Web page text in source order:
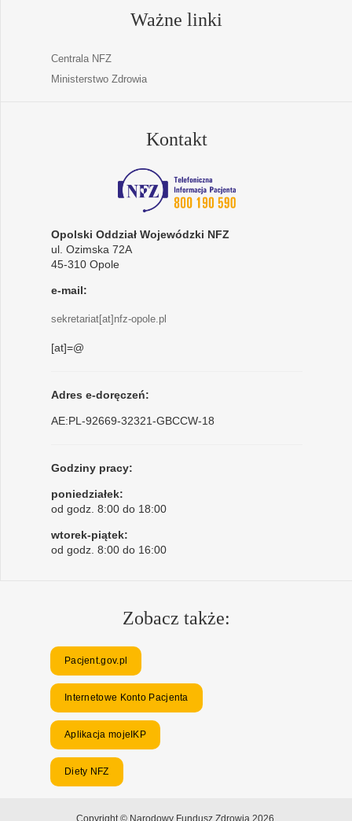
Ważne linki
Centrala NFZ
Ministerstwo Zdrowia
Kontakt
Opolski Oddział Wojewódzki NFZ
ul. Ozimska 72A
45-310 Opole
e-mail:
sekretariat[at]nfz-opole.pl
[at]=@
Adres e-doręczeń:
AE:PL-92669-32321-GBCCW-18
Godziny pracy:
poniedziałek:
od godz. 8:00 do 18:00
wtorek-piątek:
od godz. 8:00 do 16:00
Zobacz także:
Pacjent.gov.pl
Internetowe Konto Pacjenta
Aplikacja mojeIKP
Diety NFZ